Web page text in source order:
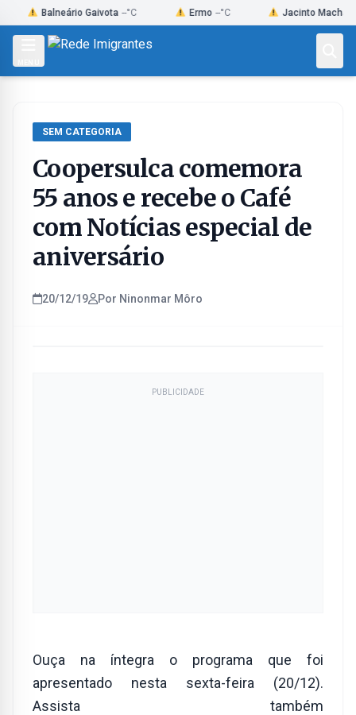
to
Balneário Gaivota --°C Ermo --°C Jacinto Machado --°C
SEM CATEGORIA
Coopersulca comemora
55 anos e recebe o Café
com Notícias especial de
aniversário
20/12/19 Por Ninonmar Môro
PUBLICIDADE
Ouça na íntegra o programa que foi
apresentado nesta sexta-feira (20/12).
Assista também